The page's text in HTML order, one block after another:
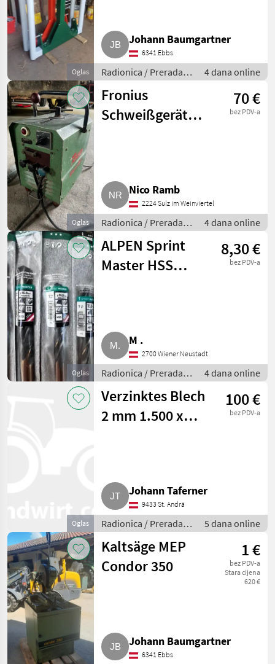
Oglas
Johann Baumgartner
6341 Ebbs
Radionica / Prerada
metala
4 dana online
Oglas
Fronius
Schweißgerät
70 €
bez PDV-a
Nico Ramb
2224 Sulz im Weinviertel
Radionica / Prerada
metala
4 dana online
Oglas
ALPEN Sprint
Master HSS
8,30 €
bez PDV-a
M .
2700 Wiener Neustadt
Radionica / Prerada
metala
4 dana online
Oglas
Verzinktes Blech
2 mm 1.500 x
100 €
bez PDV-a
Johann Taferner
9433 St. Andrä
Radionica / Prerada
metala
5 dana online
Kaltsäge MEP
Condor 350
1 €
bez PDV-a
Stara cijena
620 €
Johann Baumgartner
6341 Ebbs